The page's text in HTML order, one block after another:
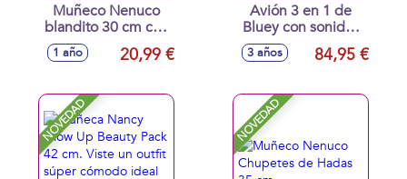
Muñeco Nenuco
blandito 30 cm con
5 funciones
1 año 20,99 €
Avión 3 en 1 de
Bluey con sonidos
¡se convierte en
Hotel, Barco y
figura de Bingo,
Bluey y accesorios
3 años 84,95 €
NOVEDAD NOVEDAD